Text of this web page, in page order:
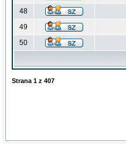
48
49
50
Strana 1 z 407